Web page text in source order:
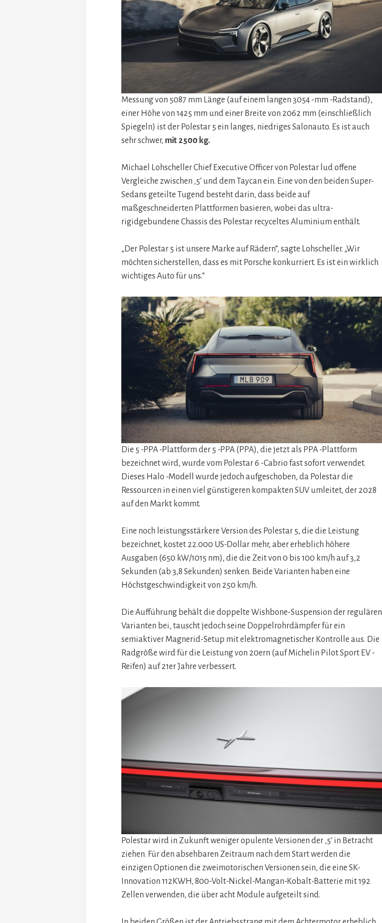
Messung von 5087 mm Länge (auf einem langen 3054 -mm -Radstand),
einer Höhe von 1425 mm und einer Breite von 2062 mm (einschließlich
Spiegeln) ist der Polestar 5 ein langes, niedriges Salonauto. Es ist auch
sehr schwer, mit 2500 kg.
Michael Lohscheller Chief Executive Officer von Polestar lud offene
Vergleiche zwischen ‚5‘ und dem Taycan ein. Eine von den beiden Super-
Sedans geteilte Tugend besteht darin, dass beide auf
maßgeschneiderten Plattformen basieren, wobei das ultra-
rigidgebundene Chassis des Polestar recyceltes Aluminium enthält.
„Der Polestar 5 ist unsere Marke auf Rädern“, sagte Lohscheller. „Wir
möchten sicherstellen, dass es mit Porsche konkurriert. Es ist ein wirklich
wichtiges Auto für uns.“
Die 5 -PPA -Plattform der 5 -PPA (PPA), die jetzt als PPA -Plattform
bezeichnet wird, wurde vom Polestar 6 -Cabrio fast sofort verwendet.
Dieses Halo -Modell wurde jedoch aufgeschoben, da Polestar die
Ressourcen in einen viel günstigeren kompakten SUV umleitet, der 2028
auf den Markt kommt.
Eine noch leistungsstärkere Version des Polestar 5, die die Leistung
bezeichnet, kostet 22.000 US-Dollar mehr, aber erheblich höhere
Ausgaben (650 kW/1015 nm), die die Zeit von 0 bis 100 km/h auf 3,2
Sekunden (ab 3,8 Sekunden) senken. Beide Varianten haben eine
Höchstgeschwindigkeit von 250 km/h.
Die Aufführung behält die doppelte Wishbone-Suspension der regulären
Varianten bei, tauscht jedoch seine Doppelrohrdämpfer für ein
semiaktiver Magnerid-Setup mit elektromagnetischer Kontrolle aus. Die
Radgröße wird für die Leistung von 20ern (auf Michelin Pilot Sport EV -
Reifen) auf 21er Jahre verbessert.
Polestar wird in Zukunft weniger opulente Versionen der ‚5‘ in Betracht
ziehen. Für den absehbaren Zeitraum nach dem Start werden die
einzigen Optionen die zweimotorischen Versionen sein, die eine SK-
Innovation 112KWH, 800-Volt-Nickel-Mangan-Kobalt-Batterie mit 192
Zellen verwenden, die über acht Module aufgeteilt sind.